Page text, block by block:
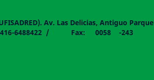
Av. Las Delicias, Antiguo Parque
- 0416-6488422 / Fax: 0058 -243